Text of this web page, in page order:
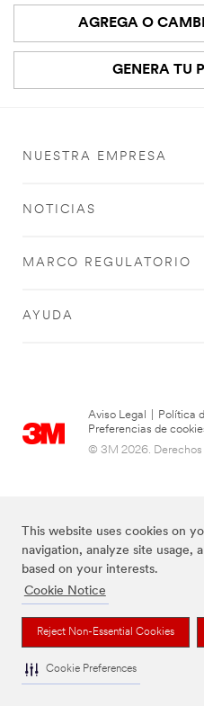
This website uses cookies on
navigation, analyze site usage,
based on your interests.
Cookie Notice
Reject Non-Essential Cookies
Cookie Preferences
AGREGA O
GENERA TU
NUESTRA EMPRESA
NOTICIAS
MARCO REGULATORIO
AYUDA
Aviso Legal Política
Preferencias de
© 3M 2026. Derechos
Las marcas mencionadas